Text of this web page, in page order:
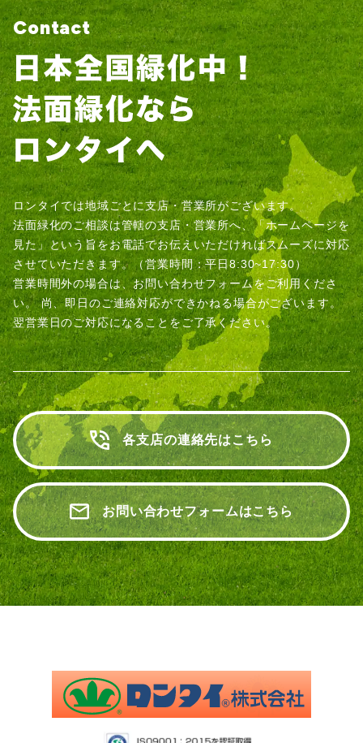
Contact
ロンタイでは地域ごとに支店・営業所がございます。
法面緑化のご相談は管轄の支店・営業所へ、「ホームページを
見た」という旨をお電話でお伝えいただければスムーズに対応
させていただきます。（営業時間：平日8:30~17:30）
営業時間外の場合は、お問い合わせフォームをご利用くださ
い。尚、即日のご連絡対応ができかねる場合がございます。
翌営業日のご対応になることをご了承ください。
各支店の連絡先はこちら
お問い合わせフォームはこちら